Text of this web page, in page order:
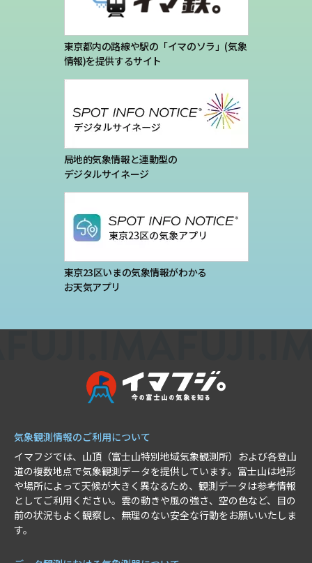
運営会社
東京都内の路線や駅の「イマのソラ」(気象
情報)を提供するサイト
局地的気象情報と連動型の
デジタルサイネージ
東京23区いまの気象情報がわかる
お天気アプリ
気象観測情報のご利用について
イマフジでは、山頂（富士山特別地域気象観測所）および各登山
道の複数地点で気象観測データを提供しています。富士山は地形
や場所によって天候が大きく異なるため、観測データは参考情報
としてご利用ください。雲の動きや風の強さ、空の色など、目の
前の状況もよく観察し、無理のない安全な行動をお願いいたしま
す。